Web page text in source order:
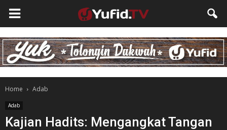
Home Adab
Adab
Kajian Hadits: Mengangkat Tangan